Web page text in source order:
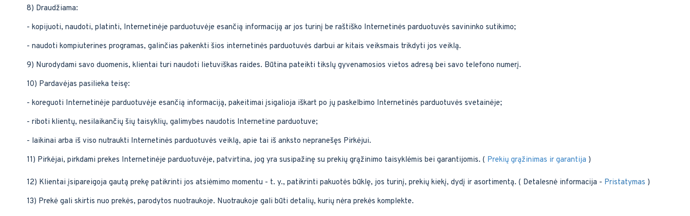
8) Draudžiama:
- kopijuoti, naudoti, platinti, Internetinėje parduotuvėje esančią informaciją ar jos turinį be raštiško Internetinės parduotuvės savininko sutikimo;
- naudoti kompiuterines programas, galinčias pakenkti šios internetinės parduotuvės darbui ar kitais veiksmais trikdyti jos veiklą.
9) Nurodydami savo duomenis, klientai turi naudoti lietuviškas raides. Būtina pateikti tikslų gyvenamosios vietos adresą bei savo telefono numerį.
10) Pardavėjas pasilieka teisę:
- koreguoti Internetinėje parduotuvėje esančią informaciją, pakeitimai įsigalioja iškart po jų paskelbimo Internetinės parduotuvės svetainėje;
- riboti klientų, nesilaikančių šių taisyklių, galimybes naudotis Internetine parduotuve;
- laikinai arba iš viso nutraukti Internetinės parduotuvės veiklą, apie tai iš anksto nepranešęs Pirkėjui.
11) Pirkėjai, pirkdami prekes Internetinėje parduotuvėje, patvirtina, jog yra susipažinę su prekių grąžinimo taisyklėmis bei garantijomis. ( Prekių grąžinimas ir garantija )
12) Klientai įsipareigoja gautą prekę patikrinti jos atsiėmimo momentu - t. y., patikrinti pakuotės būklę, jos turinį, prekių kiekį, dydį ir asortimentą. ( Detalesnė informacija - Pristatymas )
13) Prekė gali skirtis nuo prekės, parodytos nuotraukoje. Nuotraukoje gali būti detalių, kurių nėra prekės komplekte.